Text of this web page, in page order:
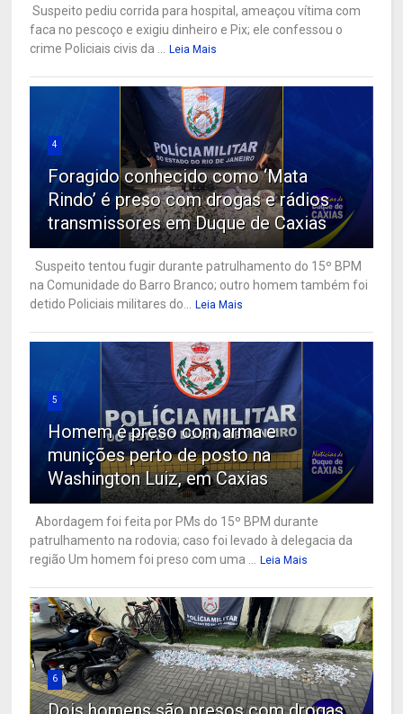
Suspeito pediu corrida para hospital, ameaçou vítima com
faca no pescoço e exigiu dinheiro e Pix; ele confessou o
crime Policiais civis da ...
Leia Mais
4
Foragido conhecido como ‘Mata
Rindo’ é preso com drogas e rádios
transmissores em Duque de Caxias
Suspeito tentou fugir durante patrulhamento do 15º BPM
na Comunidade do Barro Branco; outro homem também foi
detido Policiais militares do...
Leia Mais
5
Homem é preso com arma e
munições perto de posto na
Washington Luiz, em Caxias
Abordagem foi feita por PMs do 15º BPM durante
patrulhamento na rodovia; caso foi levado à delegacia da
região Um homem foi preso com uma ...
Leia Mais
6